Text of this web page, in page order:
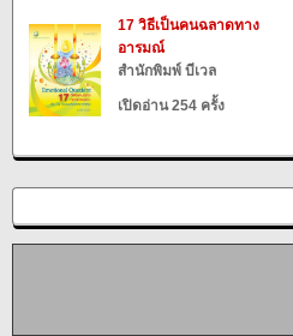
17 วิธีเป็นคนฉลาดทาง
อารมณ์
สำนักพิมพ์ บีเวล
เปิดอ่าน 254 ครั้ง